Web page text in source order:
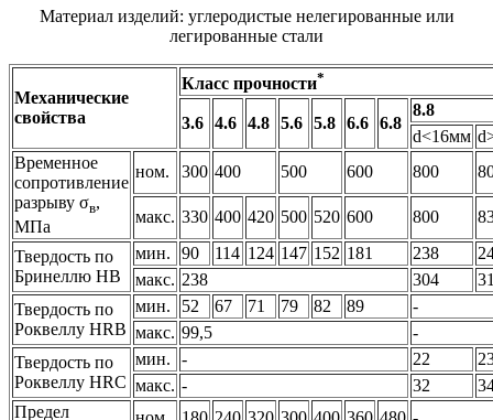
Материал изделий: углеродистые нелегированные или
легированные стали
Механические
свойства
Класс прочности*
3.6 4.6 4.8 5.6 5.8 6.6 6.8
8.8
d<16мм
Временное
сопротивление
разрыву σв,
МПа
ном. 300 400 500 600 800
макс. 330 400 420 500 520 600 800
Твердость по
Бринеллю НВ
мин. 90 114 124 147 152 181 238
макс. 238 304
Твердость по
Роквеллу НRВ
мин. 52 67 71 79 82 89
-
макс. 99,5
-
Твердость по
Роквеллу НRC
мин. - 22
макс. - 32
Предел